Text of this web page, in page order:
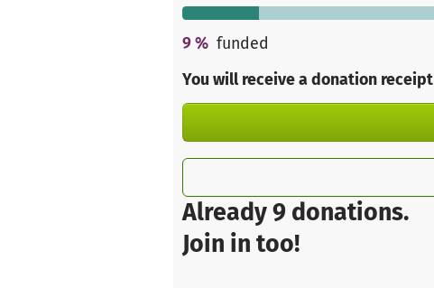
Already 9 donations.
Join in too!
9% funded
You will receive a donation receipt